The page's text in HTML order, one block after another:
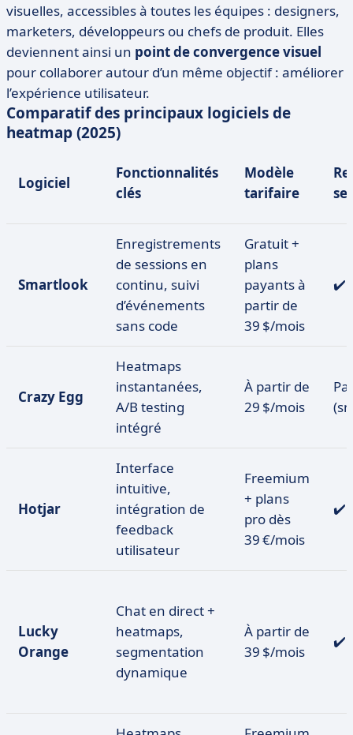
visuelles, accessibles à toutes les équipes : designers,
marketers, développeurs ou chefs de produit. Elles
deviennent ainsi un point de convergence visuel
pour collaborer autour d’un même objectif : améliorer
l’expérience utilisateur.
Comparatif des principaux logiciels de
heatmap (2025)
Logiciel
Fonctionnalités
clés
Modèle
tarifaire
Smartlook
Enregistrements
de sessions en
continu, suivi
d’événements
sans code
Gratuit +
plans
payants à
partir de
39 $/mois
✔️
Crazy Egg
Heatmaps
instantanées,
A/B testing
intégré
À partir de
29 $/mois
Hotjar
Interface
intuitive,
intégration de
feedback
utilisateur
Freemium
+ plans
pro dès
39 €/mois
✔️
Lucky
Orange
Chat en direct +
heatmaps,
segmentation
dynamique
À partir de
39 $/mois
✔️